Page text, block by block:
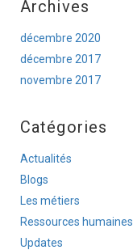
Archives
décembre 2020
décembre 2017
novembre 2017
Catégories
Actualités
Blogs
Les métiers
Ressources humaines
Updates